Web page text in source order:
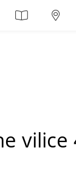
vilice